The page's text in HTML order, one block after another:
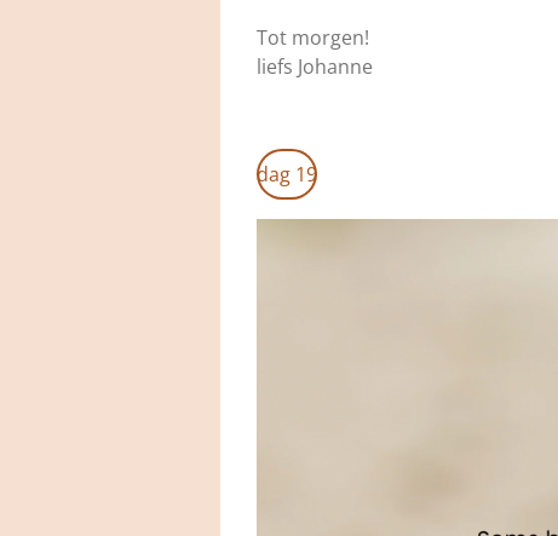
Tot morgen!
liefs Johanne
dag 19